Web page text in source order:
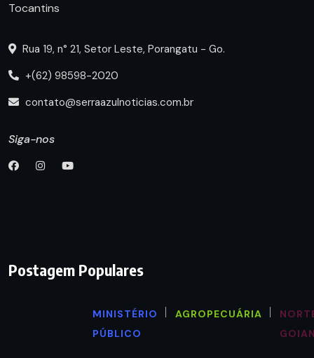
Tocantins
Rua 19, n° 21, Setor Leste, Porangatu - Go.
+(62) 98598-2020
contato@serraazulnoticias.com.br
Siga-nos
Postagem Populares
MINISTÉRIO
PÚBLICO
AGROPECUÁRIA